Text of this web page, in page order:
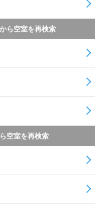
ら空室を再検索
空室を再検索